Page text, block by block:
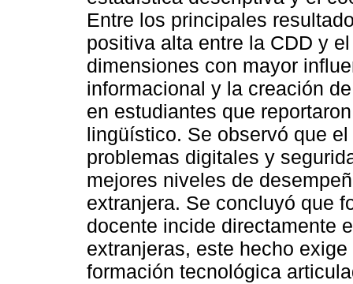
Entre los principales
positiva alta entre la CDD y
dimensiones con mayor
informacional y la creación
en estudiantes que
lingüístico. Se observó que
problemas digitales y
mejores niveles de
extranjera. Se concluyó que
docente incide directamente
extranjeras, este hecho
formación tecnológica